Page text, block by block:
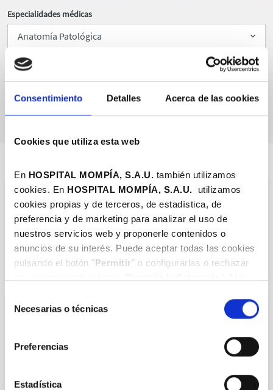
Consentimiento Detalles Acerca de las cookies
Cookies que utiliza esta web
En HOSPITAL MOMPÍA, S.A.U. también utilizamos
cookies. En HOSPITAL MOMPÍA, S.A.U. utilizamos
cookies propias y de terceros, de estadística, de
preferencia y de marketing para analizar el uso de
nuestros servicios web y proponerle contenidos o
anuncios de su interés. Puede aceptar todas las cookies
pulsando el botón "Permitir" o configurarlas o rechazar
Necesarias o técnicas
Preferencias
Estadística
Especialidades médicas
Dr. Enrique Alejandro Ramos Barseló
COL.393905839
UROLOGÍA